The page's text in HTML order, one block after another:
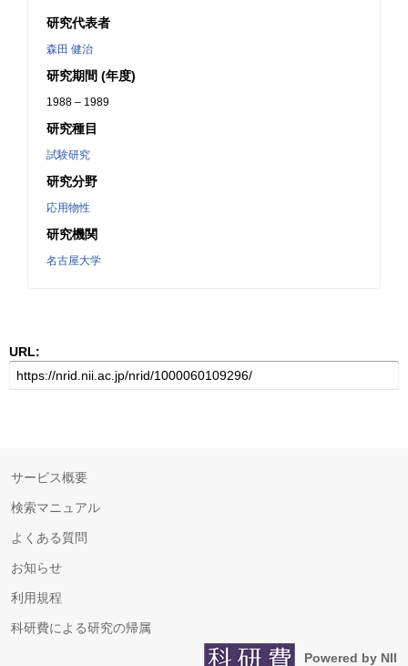
研究代表者
森田 健治
研究期間 (年度)
1988 – 1989
研究種目
試験研究
研究分野
応用物性
研究機関
名古屋大学
URL:
サービス概要
検索マニュアル
よくある質問
お知らせ
利用規程
科研費による研究の帰属
Powered by NII